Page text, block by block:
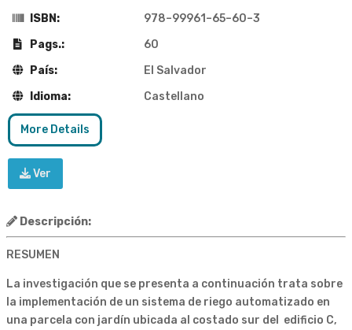
ISBN:
978–99961–65–60–3
Pags.:
60
País:
El Salvador
Idioma:
Castellano
More Details
Ver
Descripción:
RESUMEN
La investigación que se presenta a continuación trata sobre
la implementación de un sistema de riego automatizado en
una parcela con jardín ubicada al costado sur del edificio C,